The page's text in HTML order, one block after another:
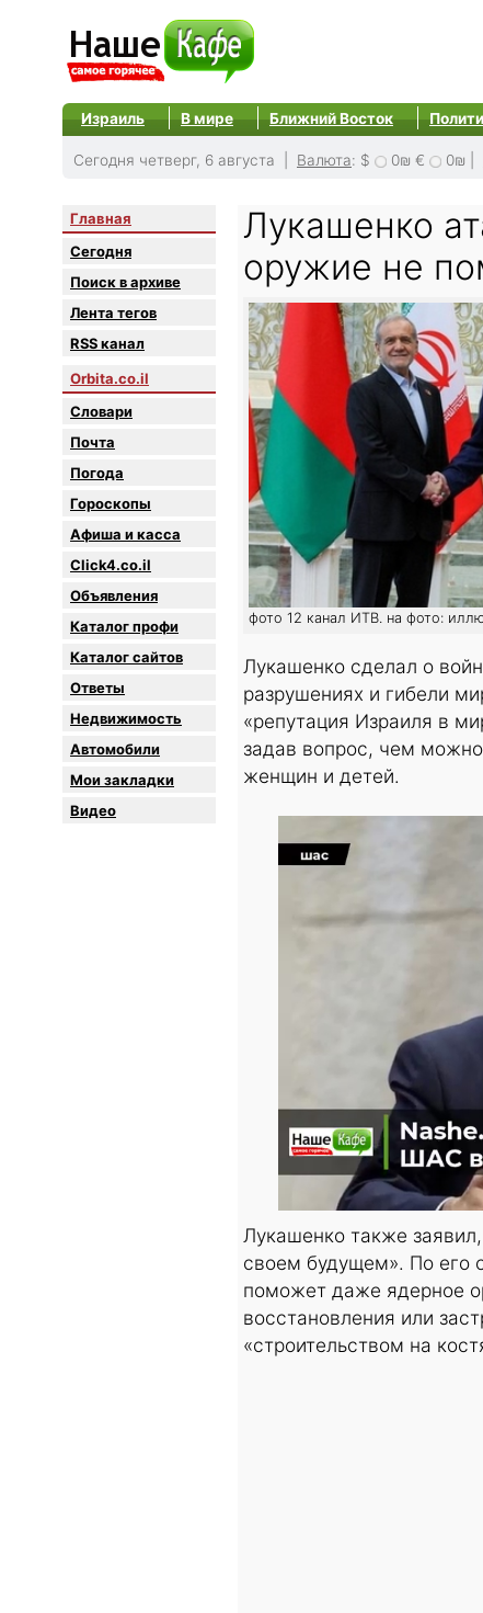
Израиль В мире Ближний Восток
Сегодня четверг, 6 августа | Валюта: $ 0₪ € 0₪
Главная
Сегодня
Поиск в архиве
Лента тегов
RSS канал
Orbita.co.il
Словари
Почта
Погода
Гороскопы
Афиша и касса
Click4.co.il
Объявления
Каталог профи
Каталог сайтов
Oтветы
Недвижимость
Автомобили
Мои закладки
Видео
Лукашенко
оружие не
фото 12 канал ИТВ. на фото:
Лукашенко сделал о
разрушениях и гибели
«репутация Израиля в
задав вопрос, чем
женщин и детей.
Лукашенко также
своем будущем». По его
поможет даже ядерное
восстановления или
«строительством на